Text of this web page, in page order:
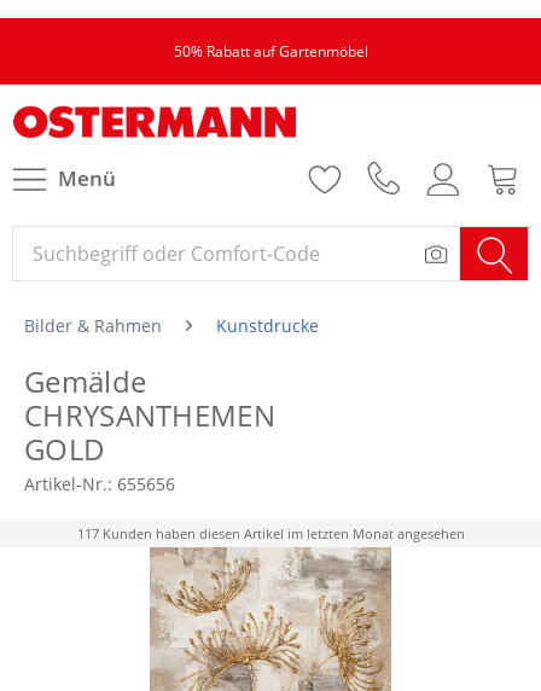
50% Rabatt auf Gartenmöbel
Menü
Bilder & Rahmen Kunstdrucke
Gemälde
CHRYSANTHEMEN
GOLD
Artikel-Nr.: 655656
117 Kunden haben diesen Artikel im letzten Monat angesehen